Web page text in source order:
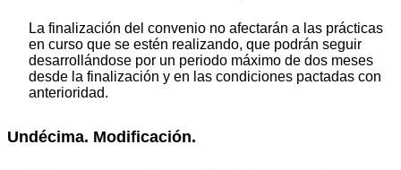
La finalización del convenio no afectarán a las prácticas
en curso que se estén realizando, que podrán seguir
desarrollándose por un periodo máximo de dos meses
desde la finalización y en las condiciones pactadas con
anterioridad.
Undécima. Modificación.